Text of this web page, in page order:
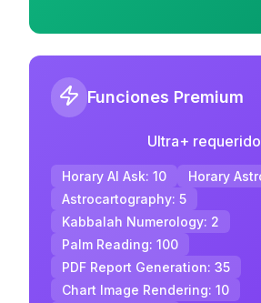
Funciones Premium
Ultra+ requerido
Horary AI Ask: 10 Horary
Astrocartography: 5
Kabbalah Numerology: 2
Palm Reading: 100
PDF Report Generation: 35
Chart Image Rendering: 10